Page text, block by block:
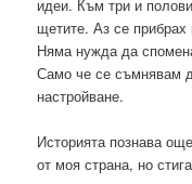
идеи. Към три и
щетите. Аз се
Няма нужда да
Само че се съмнявам
настройване.
Историята познава
от моя страна, но